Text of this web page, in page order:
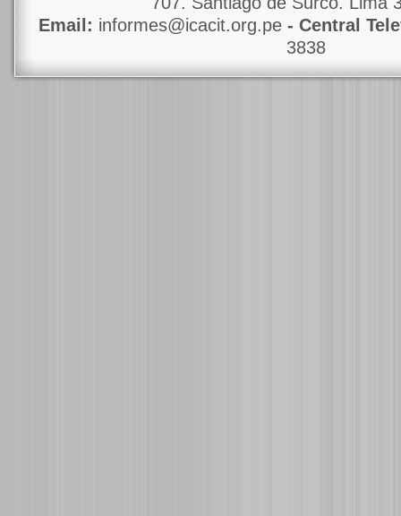
Email: informes@icacit.org.pe - Central
3838